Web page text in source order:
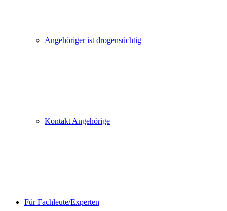
Angehöriger ist drogensüchtig
Kontakt Angehörige
Für Fachleute/Experten